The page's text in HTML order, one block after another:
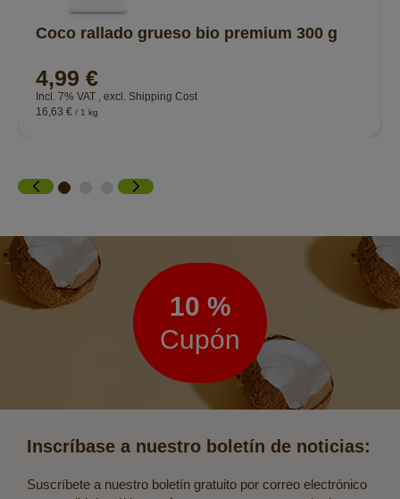
Coco rallado grueso bio premium 300 g
4,99 €
Incl. 7% VAT excl. Shipping Cost
16,63 € / 1 kg
Boletín
de
noticias
10 %
Cupón
Inscríbase a nuestro boletín de noticias:
Suscríbete a nuestro boletín gratuito por correo electrónico